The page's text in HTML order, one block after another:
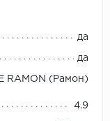
да
да
RAMON (Рамон)
4.9